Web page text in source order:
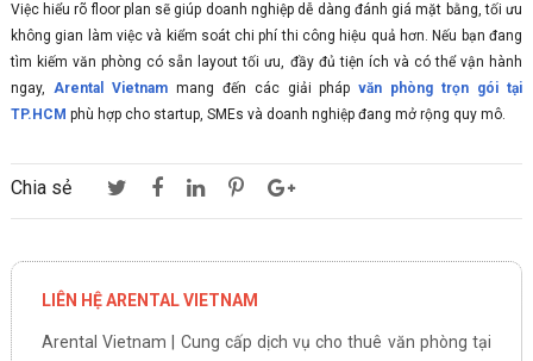
Việc hiểu rõ floor plan sẽ giúp doanh nghiệp dễ dàng đánh giá mặt bằng, tối ưu
không gian làm việc và kiểm soát chi phí thi công hiệu quả hơn. Nếu bạn đang
tìm kiếm văn phòng có sẵn layout tối ưu, đầy đủ tiện ích và có thể vận hành
ngay, Arental Vietnammang đến các giải phápvăn phòng trọn gói tại
TP.HCM phù hợp cho startup, SMEs và doanh nghiệp đang mở rộng quy mô.
Chia sẻ
LIÊN HỆ ARENTAL VIETNAM
Arental Vietnam | Cung cấp dịch vụ cho thuê văn phòng tại